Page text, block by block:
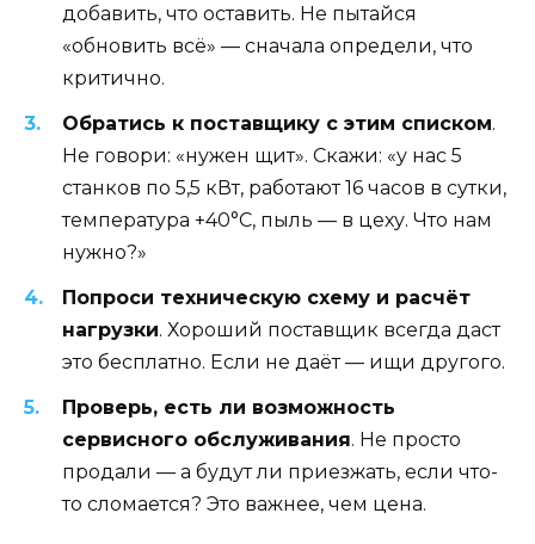
добавить, что оставить. Не пытайся
«обновить всё» — сначала определи, что
критично.
Обратись к поставщику с этим списком.
Не говори: «нужен щит». Скажи: «у нас 5
станков по 5,5 кВт, работают 16 часов в сутки,
температура +40°C, пыль — в цеху. Что нам
нужно?»
Попроси техническую схему и расчёт
нагрузки. Хороший поставщик всегда даст
это бесплатно. Если не даёт — ищи другого.
Проверь, есть ли возможность
сервисного обслуживания. Не просто
продали — а будут ли приезжать, если что-
то сломается? Это важнее, чем цена.